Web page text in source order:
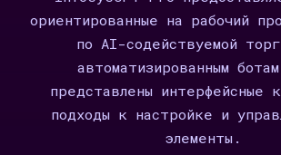
ориентированные на рабочий
по AI-содействуемой
автоматизированным
представлены интерфейсные
подходы к настройке и
элементы.